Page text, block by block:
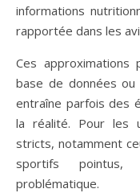
informations
rapportée dans les
Ces approximations
base de données ou
entraîne parfois des
la réalité. Pour les
stricts, notamment
sportifs
problématique.